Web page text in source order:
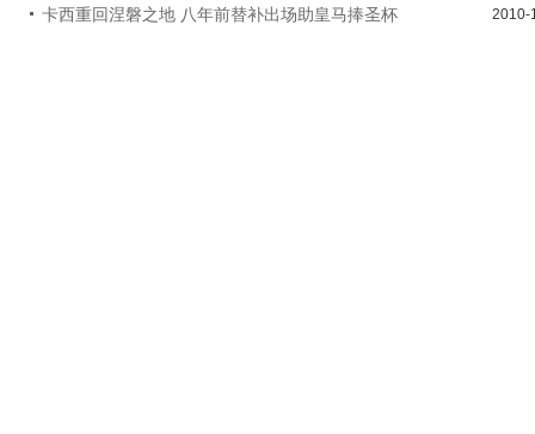
卡西重回涅磐之地 八年前替补出场助皇马捧圣杯 2010-